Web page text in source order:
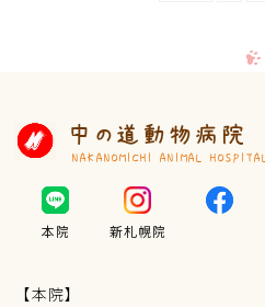
中の道動物病院
NAKANOMICHI ANIMAL HOSPITAL
本院 新札幌院
【本院】